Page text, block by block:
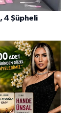
4 Şüpheli